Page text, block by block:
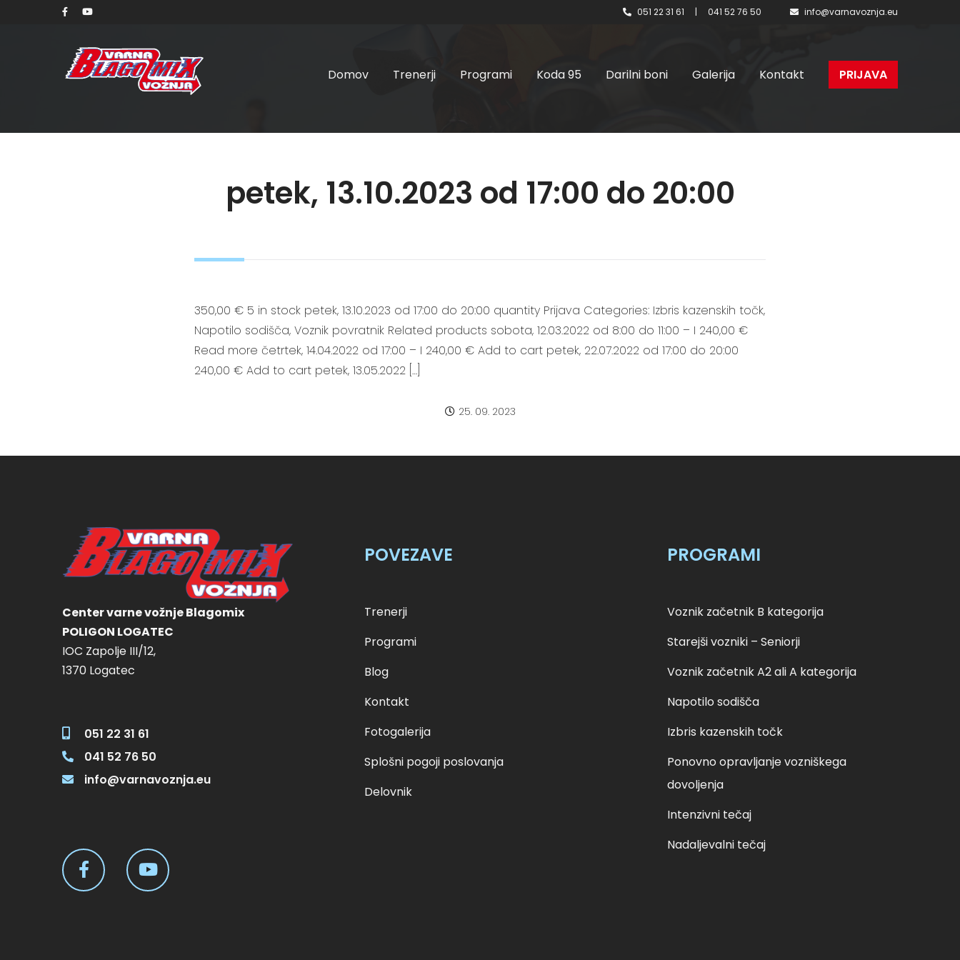
051 22 31 61 | 041 52 76 50 info@varnavoznja.eu
Domov Trenerji Programi Koda 95 Darilni boni Galerija Kontakt PRIJAVA
petek, 13.10.2023 od 17:00 do 20:00
350,00 € 5 in stock petek, 13.10.2023 od 17:00 do 20:00 quantity Prijava Categories: Izbris kazenskih točk,
Napotilo sodišča, Voznik povratnik Related products sobota, 12.03.2022 od 8:00 do 11:00 – I 240,00 €
Read more četrtek, 14.04.2022 od 17:00 – I 240,00 € Add to cart petek, 22.07.2022 od 17:00 do 20:00
240,00 € Add to cart petek, 13.05.2022 […]
25. 09. 2023
Center varne vožnje Blagomix
POLIGON LOGATEC
IOC Zapolje III/12,
1370 Logatec
051 22 31 61
041 52 76 50
info@varnavoznja.eu
POVEZAVE
Trenerji
Programi
Blog
Kontakt
Fotogalerija
Splošni pogoji poslovanja
Delovnik
PROGRAMI
Voznik začetnik B kategorija
Starejši vozniki – Seniorji
Voznik začetnik A2 ali A kategorija
Napotilo sodišča
Izbris kazenskih točk
Ponovno opravljanje vozniškega
dovoljenja
Intenzivni tečaj
Nadaljevalni tečaj